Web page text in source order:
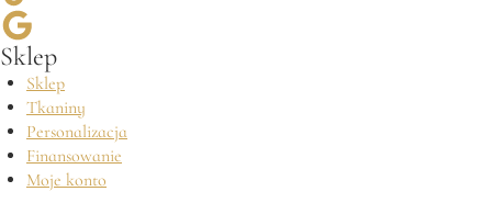
Sklep
Sklep
Tkaniny
Personalizacja
Finansowanie
Moje konto